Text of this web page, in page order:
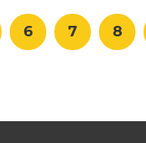
6 7 8